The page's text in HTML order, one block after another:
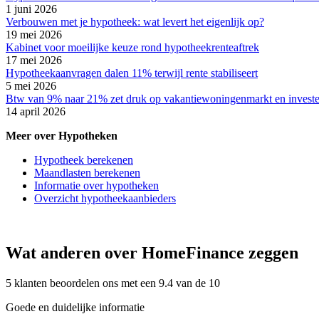
1 juni 2026
Verbouwen met je hypotheek: wat levert het eigenlijk op?
19 mei 2026
Kabinet voor moeilijke keuze rond hypotheekrenteaftrek
17 mei 2026
Hypotheekaanvragen dalen 11% terwijl rente stabiliseert
5 mei 2026
Btw van 9% naar 21% zet druk op vakantiewoningenmarkt en
14 april 2026
Meer over Hypotheken
Hypotheek berekenen
Maandlasten berekenen
Informatie over hypotheken
Overzicht hypotheekaanbieders
Wat anderen over HomeFinance zeggen
5 klanten beoordelen ons met een 9.4 van de 10
Goede en duidelijke informatie